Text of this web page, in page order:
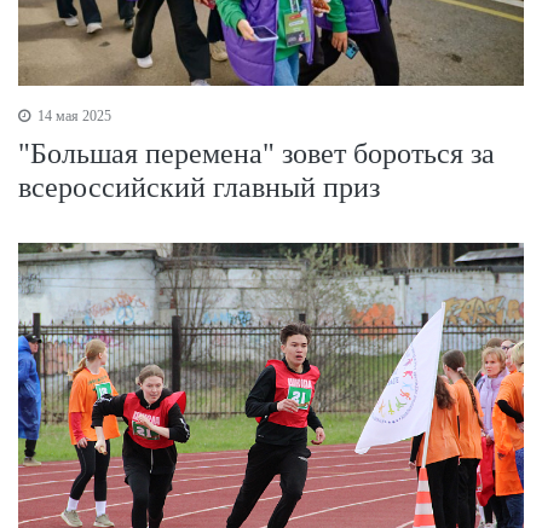
14 мая 2025
"Большая перемена" зовет бороться за
всероссийский главный приз